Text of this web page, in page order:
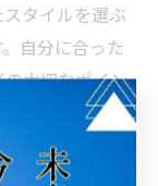
タイルを選ぶ
自分に合った
大切なポイン